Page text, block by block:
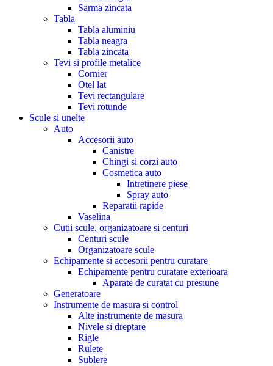
Sarma zincata
Tabla
Tabla aluminiu
Tabla neagra
Tabla zincata
Tevi si profile metalice
Cornier
Otel lat
Tevi rectangulare
Tevi rotunde
Scule si unelte
Auto
Accesorii auto
Canistre
Chingi si corzi auto
Cosmetica auto
Intretinere piese
Spray auto
Reparatii rapide
Vaselina
Cutii scule, organizatoare si centuri
Centuri scule
Organizatoare scule
Echipamente si accesorii pentru curatare
Echipamente pentru curatare exterioara
Aparate de curatat cu presiune
Generatoare
Instrumente de masura si control
Alte instrumente de masura
Nivele si dreptare
Rigle
Rulete
Sublere